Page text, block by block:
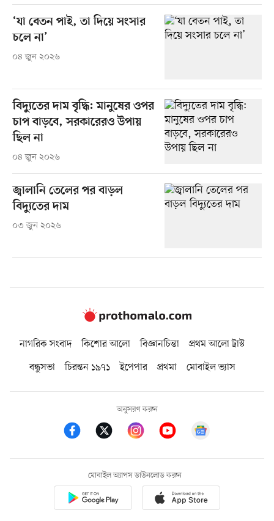
‘যা বেতন পাই, তা দিয়ে সংসার
চলে না’
০৪ জুন ২০২৬
বিদ্যুতের দাম বৃদ্ধি: মানুষের ওপর
চাপ বাড়বে, সরকারেরও উপায়
ছিল না
০৪ জুন ২০২৬
জ্বালানি তেলের পর বাড়ল
বিদ্যুতের দাম
০৩ জুন ২০২৬
নাগরিক সংবাদ কিশোর আলো বিজ্ঞানচিন্তা
প্রথম আলো ট্রাস্ট
বন্ধুসভা
চিরন্তন ১৯৭১ ইপেপার প্রথমা মোবাইল ভ্যাস
অনুসরণ করুন
মোবাইল অ্যাপস ডাউনলোড করুন